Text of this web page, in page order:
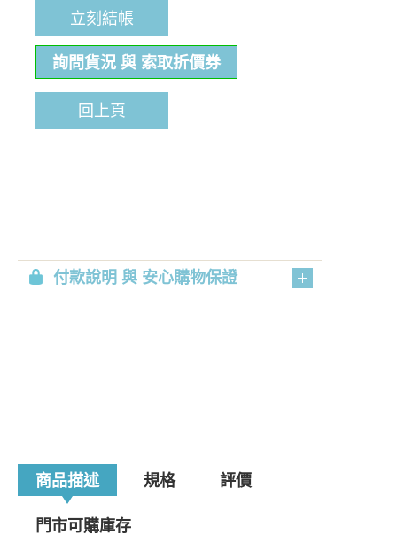
立刻結帳
詢問貨況 與 索取折價券
回上頁
付款說明 與 安心購物保證
商品描述 規格 評價
門市可購庫存